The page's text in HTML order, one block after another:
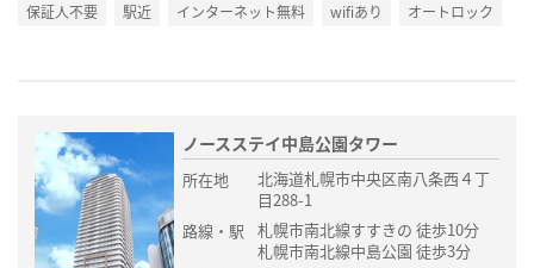
保証人不要 駅近 インターネット無料 wifiあり オートロック
ノースステイ中島公園タワー
所在地
北海道札幌市中央区南八条西４丁
目288-1
路線・駅
札幌市南北線すすきの 徒歩10分
札幌市南北線中島公園 徒歩3分